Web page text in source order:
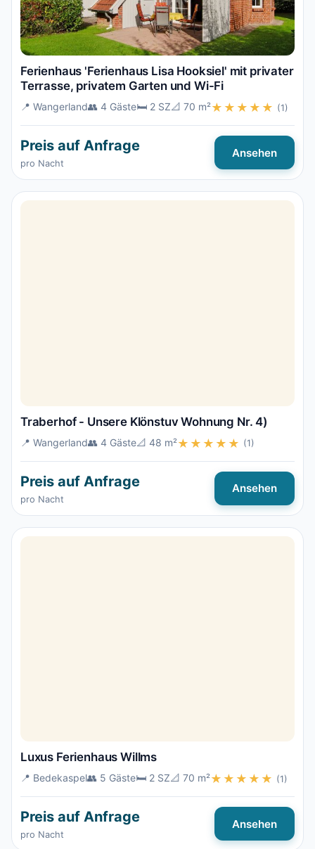
Ferienhaus 'Ferienhaus Lisa Hooksiel' mit privater
Terrasse, privatem Garten und Wi-Fi
📍 Wangerland👥 4 Gäste🛏️ 2 SZ📐 70 m²★★★★★ (1)
Preis auf Anfrage
pro Nacht
Ansehen
Traberhof - Unsere Klönstuv Wohnung Nr. 4)
📍 Wangerland👥 4 Gäste📐 48 m²★★★★★ (1)
Preis auf Anfrage
pro Nacht
Ansehen
Luxus Ferienhaus Willms
📍 Bedekaspel👥 5 Gäste🛏️ 2 SZ📐 70 m²★★★★★ (1)
Preis auf Anfrage
pro Nacht
Ansehen